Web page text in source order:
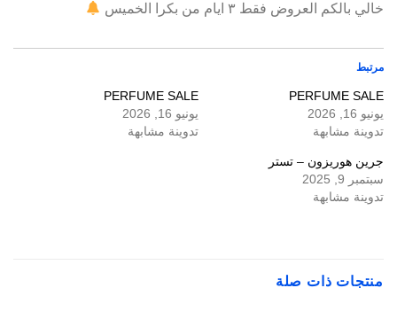
خالي بالكم العروض فقط ٣ ايام من بكرا الخميس
مرتبط
PERFUME SALE
يونيو 16, 2026
تدوينة مشابهة
PERFUME SALE
يونيو 16, 2026
تدوينة مشابهة
جرين هوريزون – تستر
سبتمبر 9, 2025
تدوينة مشابهة
منتجات ذات صلة